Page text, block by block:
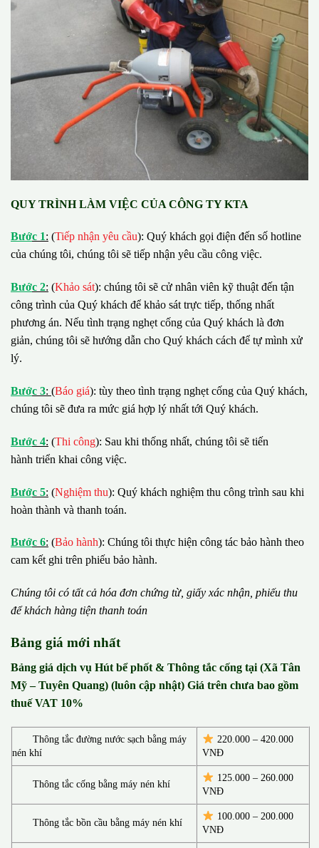
QUY TRÌNH LÀM VIỆC CỦA CÔNG TY KTA
Bước 1: (Tiếp nhận yêu cầu): Quý khách gọi điện đến số hotline
của chúng tôi, chúng tôi sẽ tiếp nhận yêu cầu công việc.
Bước 2: (Khảo sát): chúng tôi sẽ cử nhân viên kỹ thuật đến tận
công trình của Quý khách để khảo sát trực tiếp, thống nhất
phương án. Nếu tình trạng nghẹt cống của Quý khách là đơn
giản, chúng tôi sẽ hướng dẫn cho Quý khách cách để tự mình xử
lý.
Bước 3: (Báo giá): tùy theo tình trạng nghẹt cống của Quý khách,
chúng tôi sẽ đưa ra mức giá hợp lý nhất tới Quý khách.
Bước 4: (Thi công): Sau khi thống nhất, chúng tôi sẽ tiến
hành triển khai công việc.
Bước 5: (Nghiệm thu): Quý khách nghiệm thu công trình sau khi
hoàn thành và thanh toán.
Bước 6: (Bảo hành): Chúng tôi thực hiện công tác bảo hành theo
cam kết ghi trên phiếu bảo hành.
Chúng tôi có tất cả hóa đơn chứng từ, giấy xác nhận, phiếu thu
đểkhách hàng tiện thanh toán
Bảng giá mới nhất
Bảng giá dịch vụ Hút bể phốt & Thông tắc cống tại (Xã Tân
Mỹ – Tuyên Quang) (luôn cập nhật) Giá trên chưa bao gồm
thuế VAT 10%
Thông tắc đường nước sạch bằng máy
nén khí
220.000 – 420.000
VNĐ
Thông tắc cống bằng máy nén khí
125.000 – 260.000
VNĐ
Thông tắc bồn cầu bằng máy nén khí
100.000 – 200.000
VNĐ